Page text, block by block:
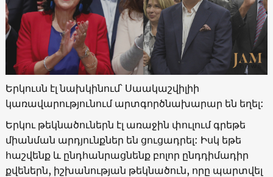
Երկուսն էլ նախկինում՝ Սաակաշվիլիի
կառավարությունում արտգործնախարար են եղել:
Երկու թեկնածուներն էլ առաջին փուլում գրեթե
միանման արդյունքներ են ցուցադրել: Իսկ եթե
հաշվենք և ընդհանրացնենք բոլոր ընդդիմադիր
քվեներն, իշխանության թեկնածուն, որը պարտվել